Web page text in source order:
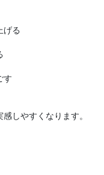
げる
す
しやすくなります。